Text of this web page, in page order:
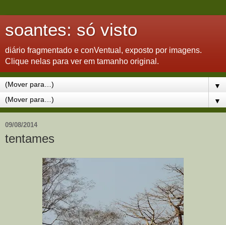
soantes: só visto
diário fragmentado e conVentual, exposto por imagens.
Clique nelas para ver em tamanho original.
▼
▼
09/08/2014
tentames